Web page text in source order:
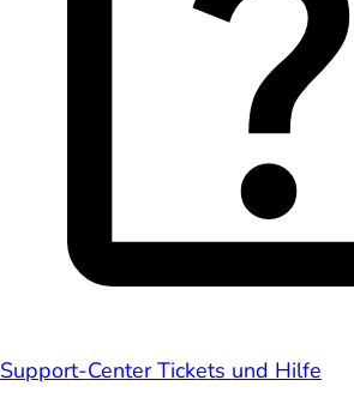
Support-Center Tickets und Hilfe